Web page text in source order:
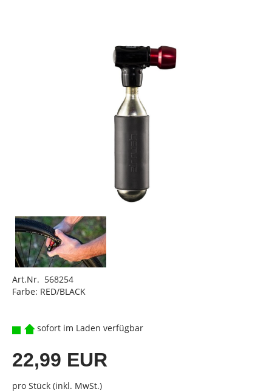
Art.Nr. 568254
Farbe: RED/BLACK
sofort im Laden verfügbar
22,99 EUR
pro Stück (inkl. MwSt.)